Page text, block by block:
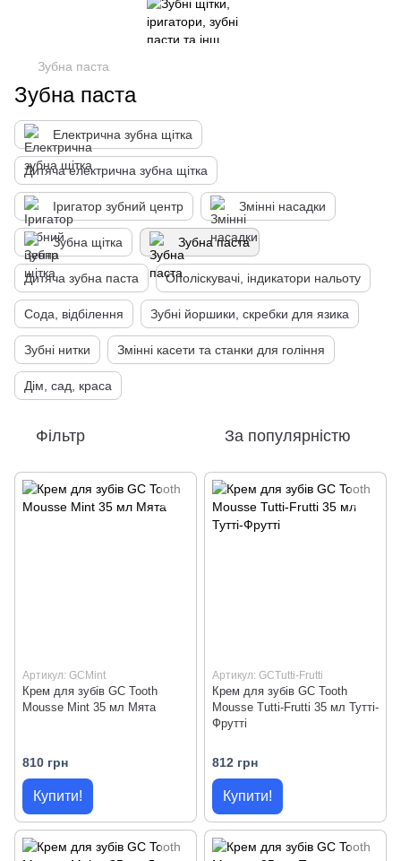
Зубна паста
Зубна паста
Електрична зубна щітка
Дитяча електрична зубна щітка
Іригатор зубний центр Змінні насадки
Зубна щітка Зубна паста
Дитяча зубна паста Ополіскувачі, індикатори нальоту
Сода, відбілення Зубні йоршики, скребки для язика
Зубні нитки Змінні касети та станки для гоління
Дім, сад, краса
Фільтр За популярністю
Артикул: GCMint
Крем для зубiв GC Tooth
Mousse Mint 35 мл Мята
810 грн
Купити!
Артикул: GCTutti-Frutti
Крем для зубiв GC Tooth
Mousse Tutti-Frutti 35 мл Тутті-
Фрутті
812 грн
Купити!